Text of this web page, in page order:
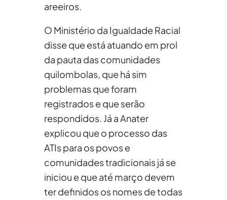
areeiros.
O Ministério da Igualdade Racial
disse que está atuando em prol
da pauta das comunidades
quilombolas, que há sim
problemas que foram
registrados e que serão
respondidos. Já a Anater
explicou que o processo das
ATIs para os povos e
comunidades tradicionais já se
iniciou e que até março devem
ter definidos os nomes de todas